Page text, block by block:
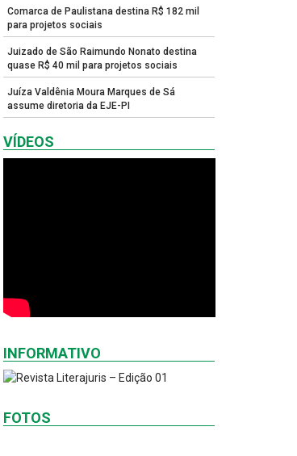
Comarca de Paulistana destina R$ 182 mil
para projetos sociais
Juizado de São Raimundo Nonato destina
quase R$ 40 mil para projetos sociais
Juíza Valdênia Moura Marques de Sá
assume diretoria da EJE-PI
VÍDEOS
INFORMATIVO
FOTOS